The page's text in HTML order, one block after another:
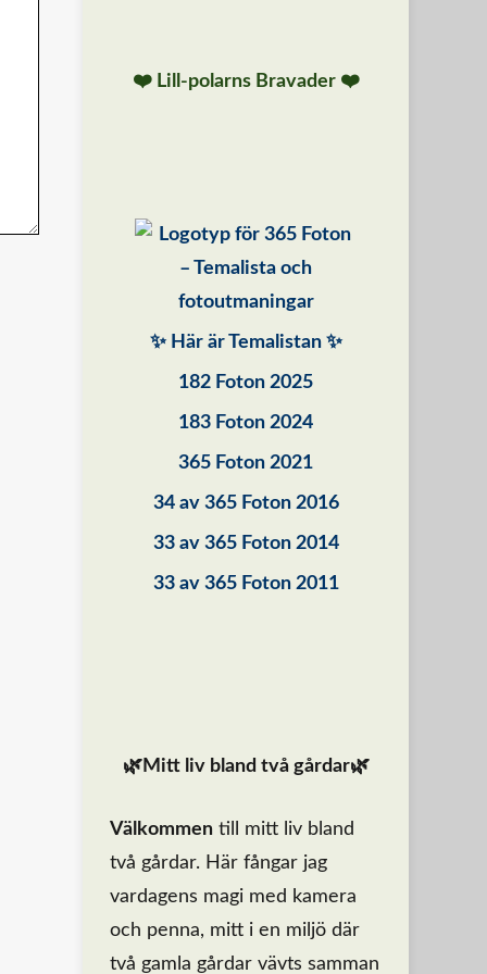
❤️ Lill-polarns Bravader ❤️
✨ Här är Temalistan ✨
182 Foton 2025
183 Foton 2024
365 Foton 2021
34 av 365 Foton 2016
33 av 365 Foton 2014
33 av 365 Foton 2011
🌿Mitt liv bland två gårdar🌿
Välkommen till mitt liv bland
två gårdar. Här fångar jag
vardagens magi med kamera
och penna, mitt i en miljö där
två gamla gårdar vävts samman